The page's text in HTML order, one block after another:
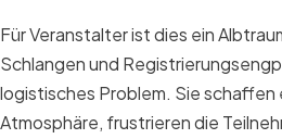
Für Veranstalter ist dies ein
Schlangen und
logistisches Problem. Sie schaffen
Atmosphäre, frustrieren die